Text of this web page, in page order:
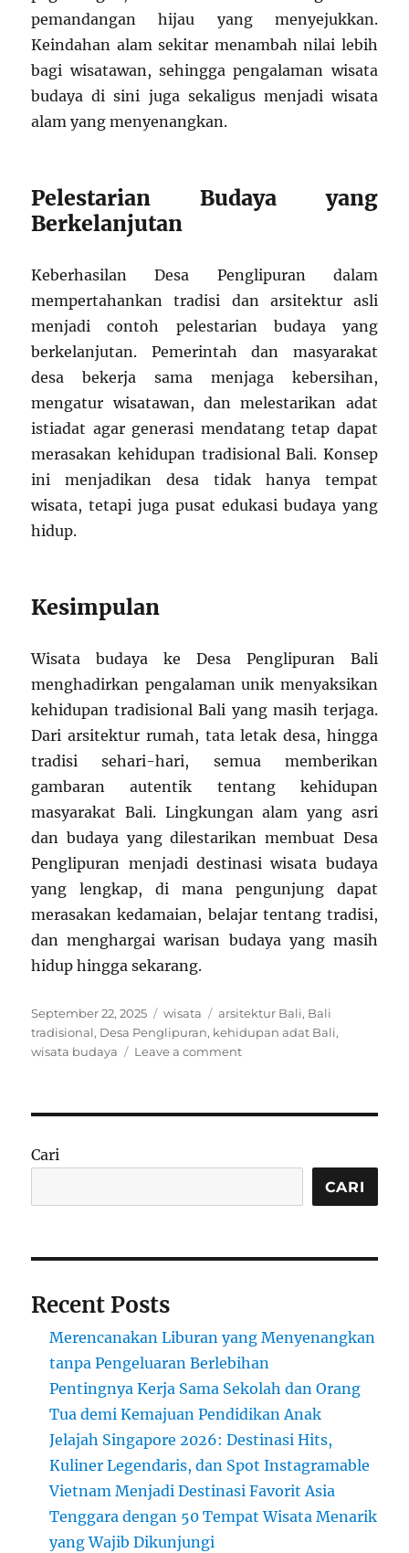
pemandangan hijau yang menyejukkan.
Keindahan alam sekitar menambah nilai lebih
bagi wisatawan, sehingga pengalaman wisata
budaya di sini juga sekaligus menjadi wisata
alam yang menyenangkan.
Pelestarian Budaya yang
Berkelanjutan
Keberhasilan Desa Penglipuran dalam
mempertahankan tradisi dan arsitektur asli
menjadi contoh pelestarian budaya yang
berkelanjutan. Pemerintah dan masyarakat
desa bekerja sama menjaga kebersihan,
mengatur wisatawan, dan melestarikan adat
istiadat agar generasi mendatang tetap dapat
merasakan kehidupan tradisional Bali. Konsep
ini menjadikan desa tidak hanya tempat
wisata, tetapi juga pusat edukasi budaya yang
hidup.
Kesimpulan
Wisata budaya ke Desa Penglipuran Bali
menghadirkan pengalaman unik menyaksikan
kehidupan tradisional Bali yang masih terjaga.
Dari arsitektur rumah, tata letak desa, hingga
tradisi sehari-hari, semua memberikan
gambaran autentik tentang kehidupan
masyarakat Bali. Lingkungan alam yang asri
dan budaya yang dilestarikan membuat Desa
Penglipuran menjadi destinasi wisata budaya
yang lengkap, di mana pengunjung dapat
merasakan kedamaian, belajar tentang tradisi,
dan menghargai warisan budaya yang masih
hidup hingga sekarang.
Posted
on
September 22, 2025 Categories
wisata Tags
arsitektur Bali, Bali
tradisional, Desa Penglipuran, kehidupan adat Bali,
wisata budaya
Leave a commenton
Bali:
Kehidupan
yang
Cari
CARI
Recent Posts
Merencanakan Liburan yang Menyenangkan
tanpa Pengeluaran Berlebihan
Pentingnya Kerja Sama Sekolah dan Orang
Tua demi Kemajuan Pendidikan Anak
Jelajah Singapore 2026: Destinasi Hits,
Kuliner Legendaris, dan Spot Instagramable
Vietnam Menjadi Destinasi Favorit Asia
Tenggara dengan 50 Tempat Wisata Menarik
yang Wajib Dikunjungi